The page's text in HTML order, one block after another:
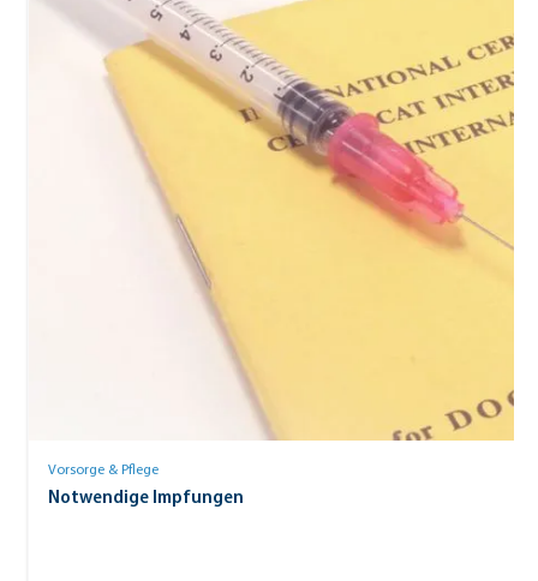
Vorsorge & Pflege
Notwendige Impfungen